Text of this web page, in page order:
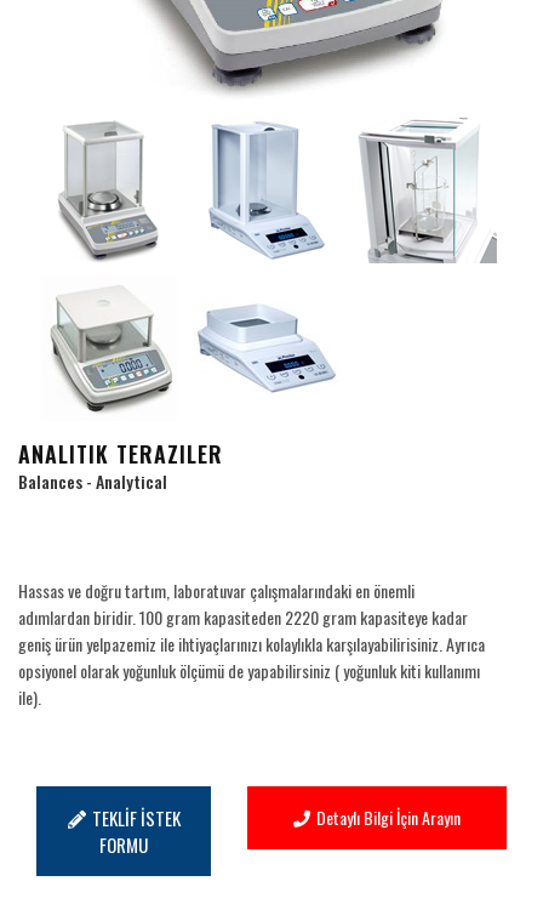
ANALITIK TERAZILER
Balances - Analytical
Hassas ve doğru tartım, laboratuvar çalışmalarındaki en önemli
adımlardan biridir. 100 gram kapasiteden 2220 gram kapasiteye kadar
geniş ürün yelpazemiz ile ihtiyaçlarınızı kolaylıkla karşılayabilirisiniz. Ayrıca
opsiyonel olarak yoğunluk ölçümü de yapabilirsiniz ( yoğunluk kiti kullanımı
ile).
TEKLİF İSTEK
FORMU
Detaylı Bilgi İçin Arayın